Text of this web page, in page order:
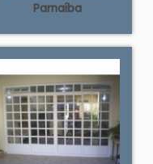
Parnaíba